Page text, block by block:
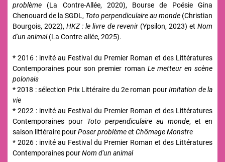
problème (La Contre-Allée, 2020), Bourse de Poésie Gina
Chenouard de la SGDL, Toto perpendiculaire au monde (Christian
Bourgois, 2022),HKZ : le livre de revenir(Ypsilon, 2023) etNom
d'un animal(La Contre-allée, 2025).
* 2016 : invité au Festival du Premier Roman et des Littératures
Contemporaines pour son premier roman Le metteur en scène
polonais
* 2018 : sélection Prix Littéraire du 2e roman pourImitation de la
vie
* 2022 : invité au Festival du Premier Roman et des Littératures
Contemporaines pour Toto perpendiculaire au monde, et en
saison littéraire pourPoser problèmeet Chômage Monstre
* 2026 : invité au Festival du Premier Roman et des Littératures
Contemporaines pourNom d'un animal